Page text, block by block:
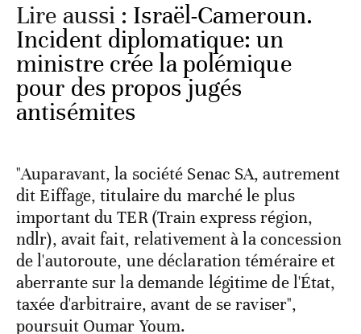
Lire aussi : Israël-Cameroun.
Incident diplomatique: un
ministre crée la polémique
pour des propos jugés
antisémites
"Auparavant, la société Senac SA, autrement
dit Eiffage, titulaire du marché le plus
important du TER (Train express région,
ndlr), avait fait, relativement à la concession
de l'autoroute, une déclaration téméraire et
aberrante sur la demande légitime de l'État,
taxée d'arbitraire, avant de se raviser",
poursuit Oumar Youm.